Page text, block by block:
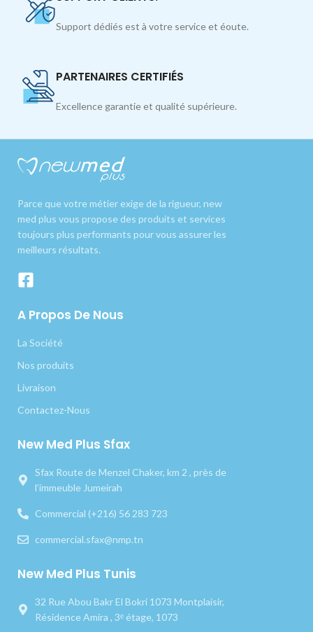
Support dédiés est à votre service et éoute.
PARTENAIRES CERTIFIÉS
Excellence garantie et qualité supérieure.
Parce que votre métier exige de la rigueur, new
med plus vous propose des produits et services
toujours plus performants pour vous assurer les
meilleurs résultats.
A Propos De Nous
La Société
Nos produits
Livraison
Contactez-Nous
New Med Plus Sfax
Sfax Route de Menzel Chaker, km 2 , près de
l’immeuble Jumeirah
Commercial (+216) 56 283 723
commercial.sfax@nmp.tn
New Med Plus Tunis
32 Rue Abou Bakr El Bokri 1073 Montplaisir,
Résidence Amira , 3ᵉ étage, 1073